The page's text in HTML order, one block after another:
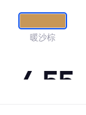
暖沙棕
4.55